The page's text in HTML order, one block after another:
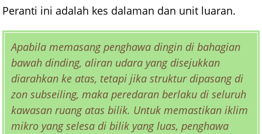
Peranti ini adalah kes dalaman dan unit luaran.
Apabila memasang penghawa dingin di bahagian
bawah dinding, aliran udara yang disejukkan
diarahkan ke atas, tetapi jika struktur dipasang di
zon subseiling, maka peredaran berlaku di seluruh
kawasan ruang atas bilik. Untuk memastikan iklim
mikro yang selesa di bilik yang luas, penghawa